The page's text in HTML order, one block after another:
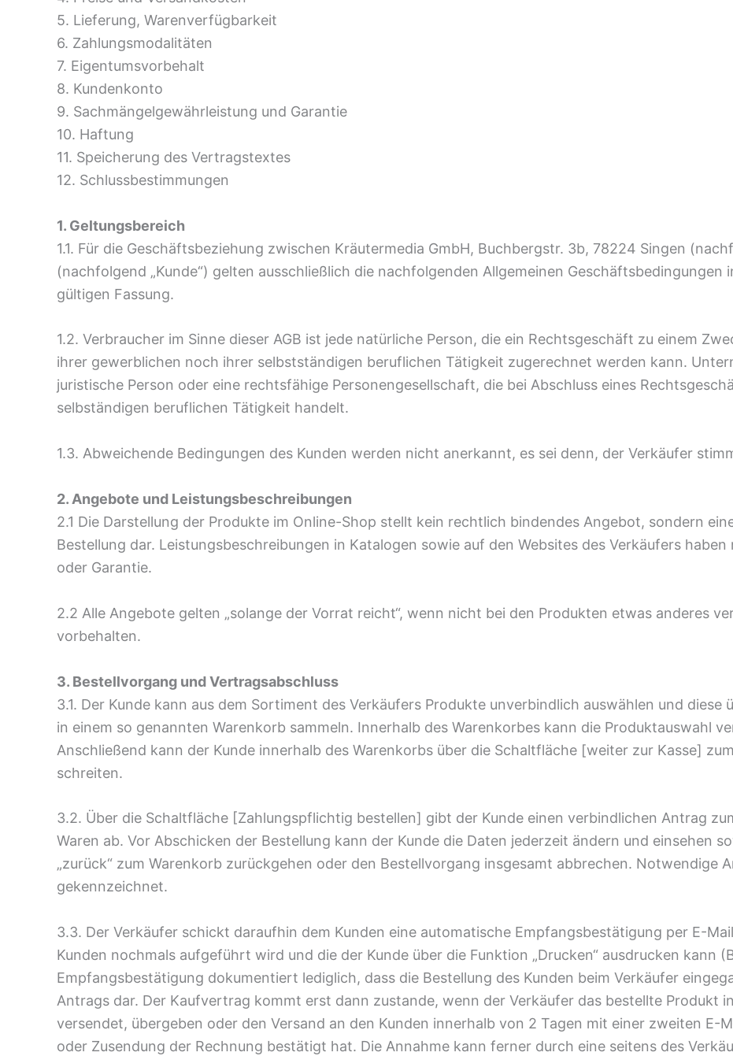
5. Lieferung, Warenverfügbarkeit
6. Zahlungsmodalitäten
7. Eigentumsvorbehalt
8. Kundenkonto
9. Sachmängelgewährleistung und Garantie
10. Haftung
11. Speicherung des Vertragstextes
12. Schlussbestimmungen
1. Geltungsbereich
1.1. Für die Geschäftsbeziehung zwischen Kräutermedia GmbH, Buchbergstr. 3b, 78224 Singen
(nachfolgend „Kunde“) gelten ausschließlich die nachfolgenden Allgemeinen
gültigen Fassung.
1.2. Verbraucher im Sinne dieser AGB ist jede natürliche Person, die ein Rechtsgeschäft zu einem
ihrer gewerblichen noch ihrer selbstständigen beruflichen Tätigkeit zugerechnet werden kann.
juristische Person oder eine rechtsfähige Personengesellschaft, die bei Abschluss eines
selbständigen beruflichen Tätigkeit handelt.
1.3. Abweichende Bedingungen des Kunden werden nicht anerkannt, es sei denn, der Verkäufer
2. Angebote und Leistungsbeschreibungen
2.1 Die Darstellung der Produkte im Online-Shop stellt kein rechtlich bindendes Angebot, sondern
Bestellung dar. Leistungsbeschreibungen in Katalogen sowie auf den Websites des Verkäufers
oder Garantie.
2.2 Alle Angebote gelten „solange der Vorrat reicht“, wenn nicht bei den Produkten etwas anderes
vorbehalten.
3. Bestellvorgang und Vertragsabschluss
3.1. Der Kunde kann aus dem Sortiment des Verkäufers Produkte unverbindlich auswählen und
in einem so genannten Warenkorb sammeln. Innerhalb des Warenkorbes kann die Produktauswahl
Anschließend kann der Kunde innerhalb des Warenkorbs über die Schaltfläche [weiter zur Kasse]
schreiten.
3.2. Über die Schaltfläche [Zahlungspflichtig bestellen] gibt der Kunde einen verbindlichen Antrag
Waren ab. Vor Abschicken der Bestellung kann der Kunde die Daten jederzeit ändern und einsehen
„zurück“ zum Warenkorb zurückgehen oder den Bestellvorgang insgesamt abbrechen. Notwendige
gekennzeichnet.
3.3. Der Verkäufer schickt daraufhin dem Kunden eine automatische Empfangsbestätigung per E-
Kunden nochmals aufgeführt wird und die der Kunde über die Funktion „Drucken“ ausdrucken kann
Empfangsbestätigung dokumentiert lediglich, dass die Bestellung des Kunden beim Verkäufer
Antrags dar. Der Kaufvertrag kommt erst dann zustande, wenn der Verkäufer das bestellte Produkt
versendet, übergeben oder den Versand an den Kunden innerhalb von 2 Tagen mit einer zweiten E-
oder Zusendung der Rechnung bestätigt hat. Die Annahme kann ferner durch eine seitens des